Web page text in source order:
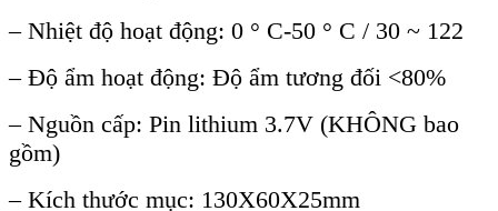
– Nhiệt độ hoạt động: 0 ° C-50 ° C / 30 ~ 122
– Độ ẩm hoạt động: Độ ẩm tương đối <80%
– Nguồn cấp: Pin lithium 3.7V (KHÔNG bao
gồm)
– Kích thước mục: 130X60X25mm